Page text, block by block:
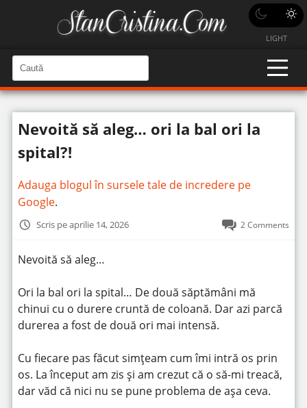
LIGHT
a
u
t
C
a
u
î
n
i
t
Nevoită să aleg… ori la bal ori la
spital?!
Adauga blogul în sursele tale de incredere pe
Google.
Scris pe aprilie 14, 2026 2 Comments
Nevoită să aleg…
Ori la bal ori la spital… De două săptămâni mă
chinui cu o durere cruntă de coloană. Dar azi parcă
durerea a fost de două ori mai intensă.
Cu fiecare pas făcut simțeam cum îmi intră os prin
os. La început am zis și am crezut că o să-mi treacă,
dar văd că nici nu se pune problema de așa ceva.